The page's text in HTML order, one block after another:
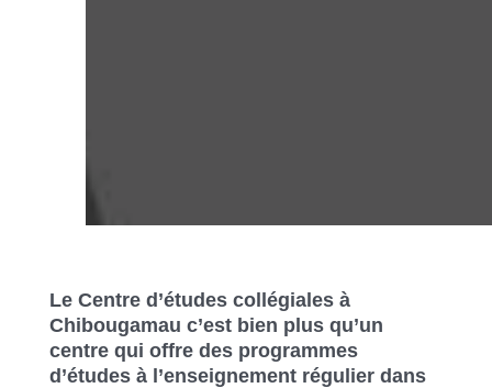
Le Centre d’études collégiales à
Chibougamau c’est bien plus qu’un
centre qui offre des programmes
d’études à l’enseignement régulier dans